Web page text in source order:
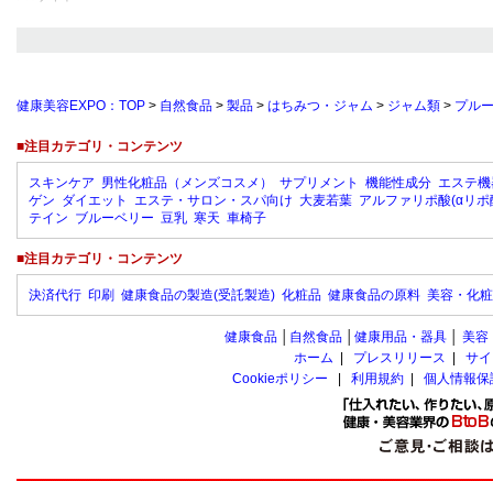
健康美容EXPO：TOP > 自然食品 > 製品 > はちみつ・ジャム > ジャム類 > プル
■注目カテゴリ・コンテンツ
スキンケア 男性化粧品（メンズコスメ） サプリメント 機能性成分 エステ
ゲン ダイエット エステ・サロン・スパ向け 大麦若葉 アルファリポ酸(αリポ
テイン ブルーベリー 豆乳 寒天 車椅子
■注目カテゴリ・コンテンツ
決済代行 印刷 健康食品の製造(受託製造) 化粧品 健康食品の原料 美容・化
健康食品 自然食品 健康用品・器具 美容
ホーム
プレスリリース
サ
Cookieポリシー
利用規約 個人情報